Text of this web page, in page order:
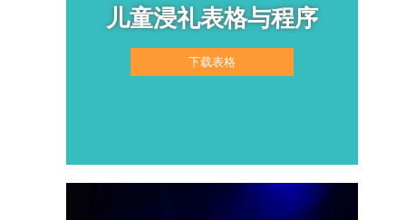
儿童浸礼表格与程序
下载表格